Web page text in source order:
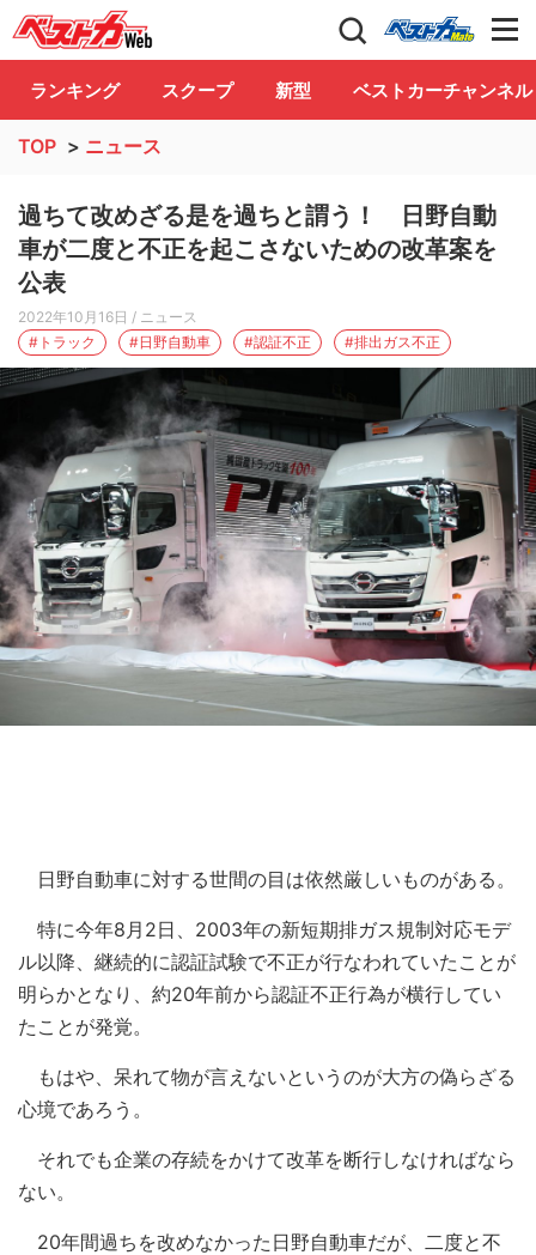
自動車情報誌「ベストカー」 Club
ランキング スクープ 新型 ベストカーチャンネル
TOP > ニュース
過ちて改めざる是を過ちと謂う！ 日野自動
車が二度と不正を起こさないための改革案を
公表
2022年10月16日 / ニュース
#トラック
#日野自動車 #認証不正 #排出ガス不正
日野自動車に対する世間の目は依然厳しいものがある。
特に今年8月2日、2003年の新短期排ガス規制対応モデ
ル以降、継続的に認証試験で不正が行なわれていたことが
明らかとなり、約20年前から認証不正行為が横行してい
たことが発覚。
もはや、呆れて物が言えないというのが大方の偽らざる
心境であろう。
それでも企業の存続をかけて改革を断行しなければなら
ない。
20年間過ちを改めなかった日野自動車だが、二度と不